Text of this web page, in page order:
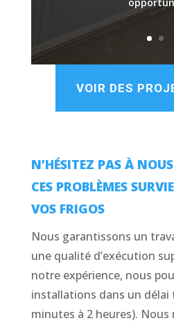
VOIR DES
N’HÉSITEZ PAS À
CES PROBLÈMES
VOS FRIGOS
Nous garantissons un
une qualité d’exécution
notre expérience, nous
installations dans un délai
minutes à 2 heures). Nous